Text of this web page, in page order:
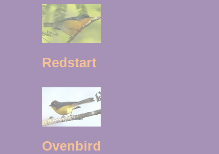
Redstart
Ovenbird